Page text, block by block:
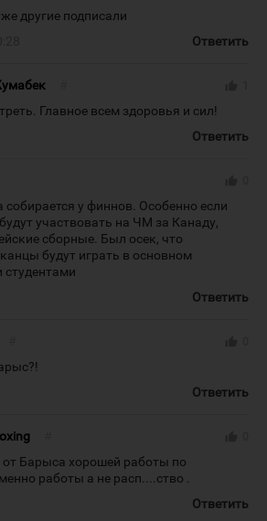
другие подписали
Ответить
Главное всем здоровья и сил!
Ответить
собирается у финнов. Особенно если
участвовать на ЧМ за Канаду,
сборные. Был осек, что
будут играть в основном
Ответить
Ответить
Барыса хорошей работы по
работы а не расп....ство .
Ответить